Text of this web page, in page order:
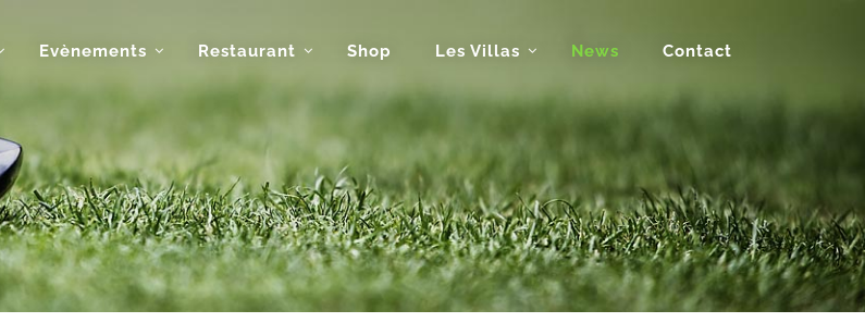
Evènements Restaurant Shop Les Villas News Contact